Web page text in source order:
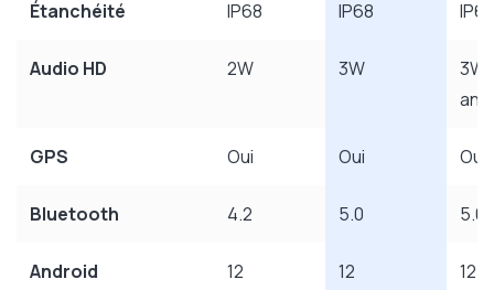
Étanchéité IP68 IP68 IP68
Audio HD 2W 3W
3W
GPS Oui Oui Oui
Bluetooth 4.2 5.0 5.0
Android 12 12 12